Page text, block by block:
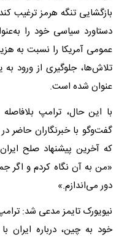
بازگشایی تنگه هرمز ترغیب
دستاورد سیاسی خود را
عمومی آمریکا را نسبت به
تلاش‌ها، جلوگیری از ورود
عنوان شده است.
با این حال، ترامپ
گفت‌وگو با خبرنگاران حاضر
که آخرین پیشنهاد صلح
«من به آن نگاه کردم و اگر
دور می‌اندازم.»
نیویورک تایمز مدعی شد:
خود به چین، درباره